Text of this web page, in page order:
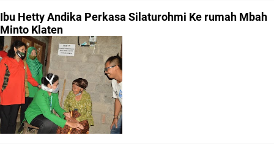
Ibu Hetty Andika Perkasa Silaturohmi Ke rumah Mbah
Minto Klaten